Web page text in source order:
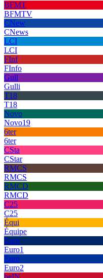
BFMT
BFMTV
CNew
CNews
LCI
LCI
FInf
FInfo
Gull
Gulli
T18
T18
Novo
Novo19
6ter
6ter
CSta
CStar
RMCS
RMCS
RMCD
RMCD
C25
C25
Équi
Équipe
Euro
Euro1
Euro
Euro2